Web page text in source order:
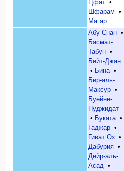
Цфат •
Шфарам •
Магар
Абу-Снан •
Басмат-
Табун •
Бейт-Джан
• Бина •
Бир-аль-
Максур •
Буейне-
Нуджидат
• Буката •
Гаджар •
Гиват Оз •
Дабурия •
Дейр-аль-
Асад •